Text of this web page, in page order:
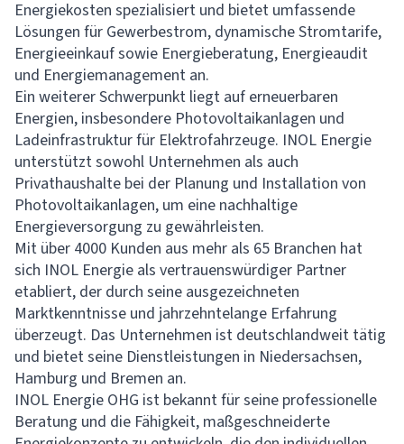
Energiekosten spezialisiert und bietet umfassende
Lösungen für Gewerbestrom, dynamische Stromtarife,
Energieeinkauf sowie Energieberatung, Energieaudit
und Energiemanagement an.
Ein weiterer Schwerpunkt liegt auf erneuerbaren
Energien, insbesondere Photovoltaikanlagen und
Ladeinfrastruktur für Elektrofahrzeuge. INOL Energie
unterstützt sowohl Unternehmen als auch
Privathaushalte bei der Planung und Installation von
Photovoltaikanlagen, um eine nachhaltige
Energieversorgung zu gewährleisten.
Mit über 4000 Kunden aus mehr als 65 Branchen hat
sich INOL Energie als vertrauenswürdiger Partner
etabliert, der durch seine ausgezeichneten
Marktkenntnisse und jahrzehntelange Erfahrung
überzeugt. Das Unternehmen ist deutschlandweit tätig
und bietet seine Dienstleistungen in Niedersachsen,
Hamburg und Bremen an.
INOL Energie OHG ist bekannt für seine professionelle
Beratung und die Fähigkeit, maßgeschneiderte